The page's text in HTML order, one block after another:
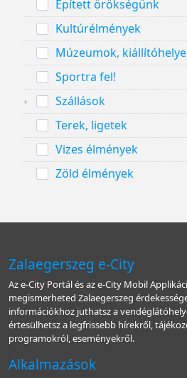
Épített örökségünk
Kultúrélmények
Múzeumok,
Sportra fel!
Szállások
Terek, ligetek
Vizes élmények
Zöld élmények
Zalaegerszeg e-City
Az e-City Portál és az e-City Mobil
megismerheted Zalaegerszeg
információkhoz juthatsz a
értesülhetsz a legfrissebb hírekről,
programokról, eseményekről.
Alkalmazások